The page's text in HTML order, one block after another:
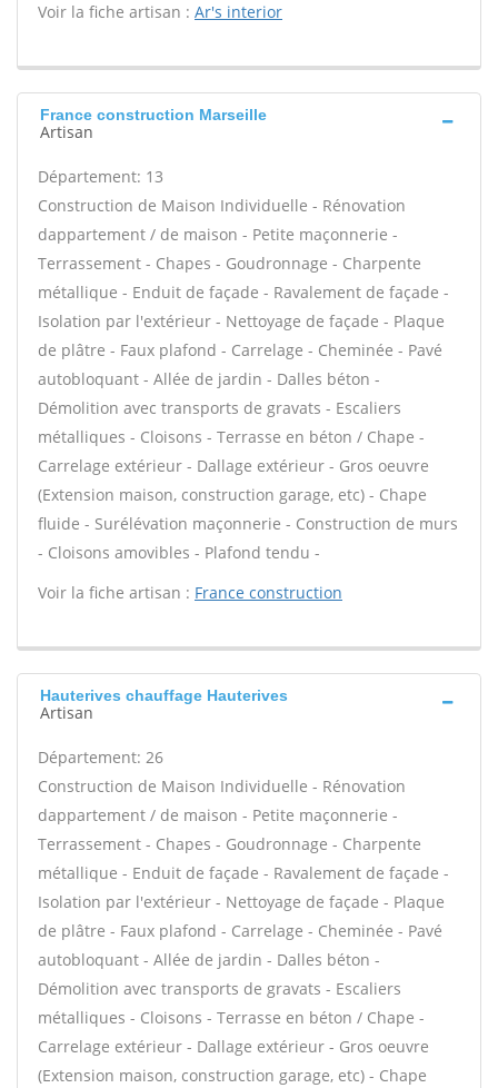
Voir la fiche artisan : Ar's interior
France construction Marseille
Artisan
Département: 13
Construction de Maison Individuelle - Rénovation
dappartement / de maison - Petite maçonnerie -
Terrassement - Chapes - Goudronnage - Charpente
métallique - Enduit de façade - Ravalement de façade -
Isolation par l'extérieur - Nettoyage de façade - Plaque
de plâtre - Faux plafond - Carrelage - Cheminée - Pavé
autobloquant - Allée de jardin - Dalles béton -
Démolition avec transports de gravats - Escaliers
métalliques - Cloisons - Terrasse en béton / Chape -
Carrelage extérieur - Dallage extérieur - Gros oeuvre
(Extension maison, construction garage, etc) - Chape
fluide - Surélévation maçonnerie - Construction de murs
- Cloisons amovibles - Plafond tendu -
Voir la fiche artisan : France construction
Hauterives chauffage Hauterives
Artisan
Département: 26
Construction de Maison Individuelle - Rénovation
dappartement / de maison - Petite maçonnerie -
Terrassement - Chapes - Goudronnage - Charpente
métallique - Enduit de façade - Ravalement de façade -
Isolation par l'extérieur - Nettoyage de façade - Plaque
de plâtre - Faux plafond - Carrelage - Cheminée - Pavé
autobloquant - Allée de jardin - Dalles béton -
Démolition avec transports de gravats - Escaliers
métalliques - Cloisons - Terrasse en béton / Chape -
Carrelage extérieur - Dallage extérieur - Gros oeuvre
(Extension maison, construction garage, etc) - Chape